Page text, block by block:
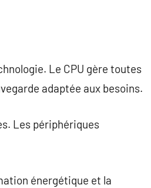
Le CPU gère toutes
adaptée aux besoins.
Les périphériques
énergétique et la